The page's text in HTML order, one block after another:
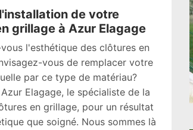
de votre
grillage à Azur Elagage
l'esthétique des clôtures en
vous de remplacer votre
par ce type de matériau?
Elagage, le spécialiste de la
en grillage, pour un résultat
que soigné. Nous sommes là